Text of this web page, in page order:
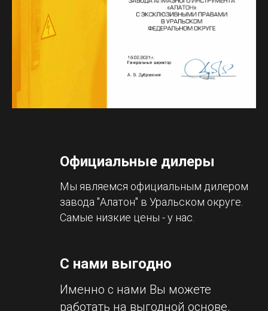
Официальные дилеры
Мы являемся официальным дилером
завода "Алатон" в Уральском округе.
Самые низкие цены - у нас.
С нами выгодно
Именно с нами Вы можете
работать на выгодной основе.